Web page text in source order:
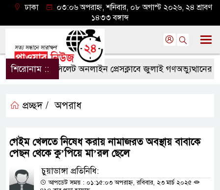
ঢাকা
০৩:০৬ অপরাহ্ন, শনিবার, ০৮ অগাস্ট ২০২৬, ২৪ শ্রাবণ
১৪৩৩ বঙ্গাব্দ
শিরোনাম ::সিলেট অনলাইন প্রেসক্লাবে জুলাই গণঅভ্যুত্থানের
প্রচ্ছদ / অপরাধ
গেইম খেলতে নিষেধ করায় নামাজরত অবস্থায় বাবাকে
পেছন থেকে কু’পিয়ে মা’রল ছেলে
চুয়াডাঙ্গা প্রতিনিধি:
আপডেট সময় : ০১:১৫:০৩ অপরাহ্ন, রবিবার, ২৩ মার্চ ২০২৫